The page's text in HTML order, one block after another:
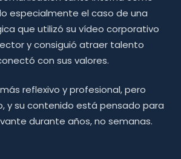
especialmente el caso de una
que utilizó su vídeo corporativo
y consiguió atraer talento
con sus valores.
reflexivo y profesional, pero
y su contenido está pensado para
durante años, no semanas.